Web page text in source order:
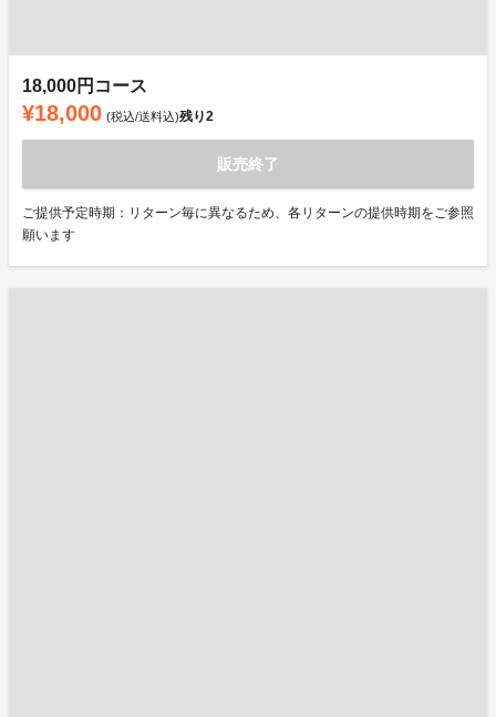
18,000円コース
¥18,000 (税込/送料込)残り2
販売終了
ご提供予定時期：リターン毎に異なるため、各リターンの提供時期をご参照
願います